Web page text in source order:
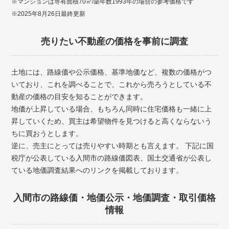
※マンションは専有面積70㎡/築年数1993年の場合の参考価格です
※2025年8月26日最終更新
売りたい不動産の価格を事前に調査
土地には、路線価や公示価格、基準地価など、複数の価格がつ
いており、これを調べることで、これから売ろうとしている不
動産の価格の目安を知ることができます。
地価が上昇している場合、もちろん同時に住宅価格も一緒に上
昇していくため、買主は希望物件を見つけると高くならないう
ちに買おうとします。
逆に、売主にとっては売りやすい時期とも言えます。 下記に国
税庁が公表している入間市の路線価図表、国土交通省が公表し
ている地価調査結果へのリンクを掲載しております。
入間市の路線価・地価公示・地価調査・取引価格
情報